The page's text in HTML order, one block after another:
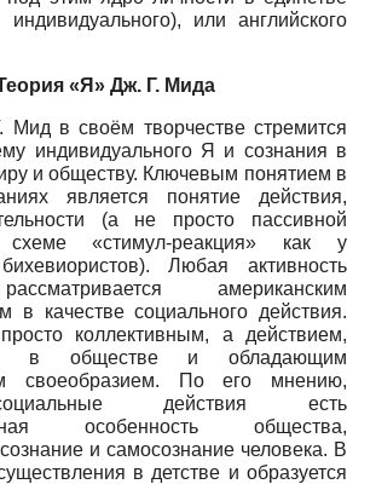
или английского
«Я» Дж. Г. Мида
в своём творчестве стремится
индивидуального Я и сознания в
и обществу. Ключевым понятием в
является понятие действия,
(а не просто пассивной
«стимул-реакция» как у
Любая активность
американским
в качестве социального действия.
коллективным, а действием,
в обществе и обладающим
своеобразием. По его мнению,
действия есть
особенность общества,
и самосознание человека. В
в детстве и образуется